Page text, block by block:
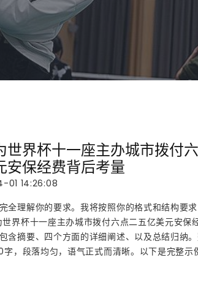
世界杯十一座主办城市拨付
安保经费背后考量
01 14:26:08
全理解你的要求。我将按照你的格式和结构要
世界杯十一座主办城市拨付六点二五亿美元安保
含摘要、四个方面的详细阐述、以及总结归纳
，段落均匀，语气正式而清晰。以下是完整示